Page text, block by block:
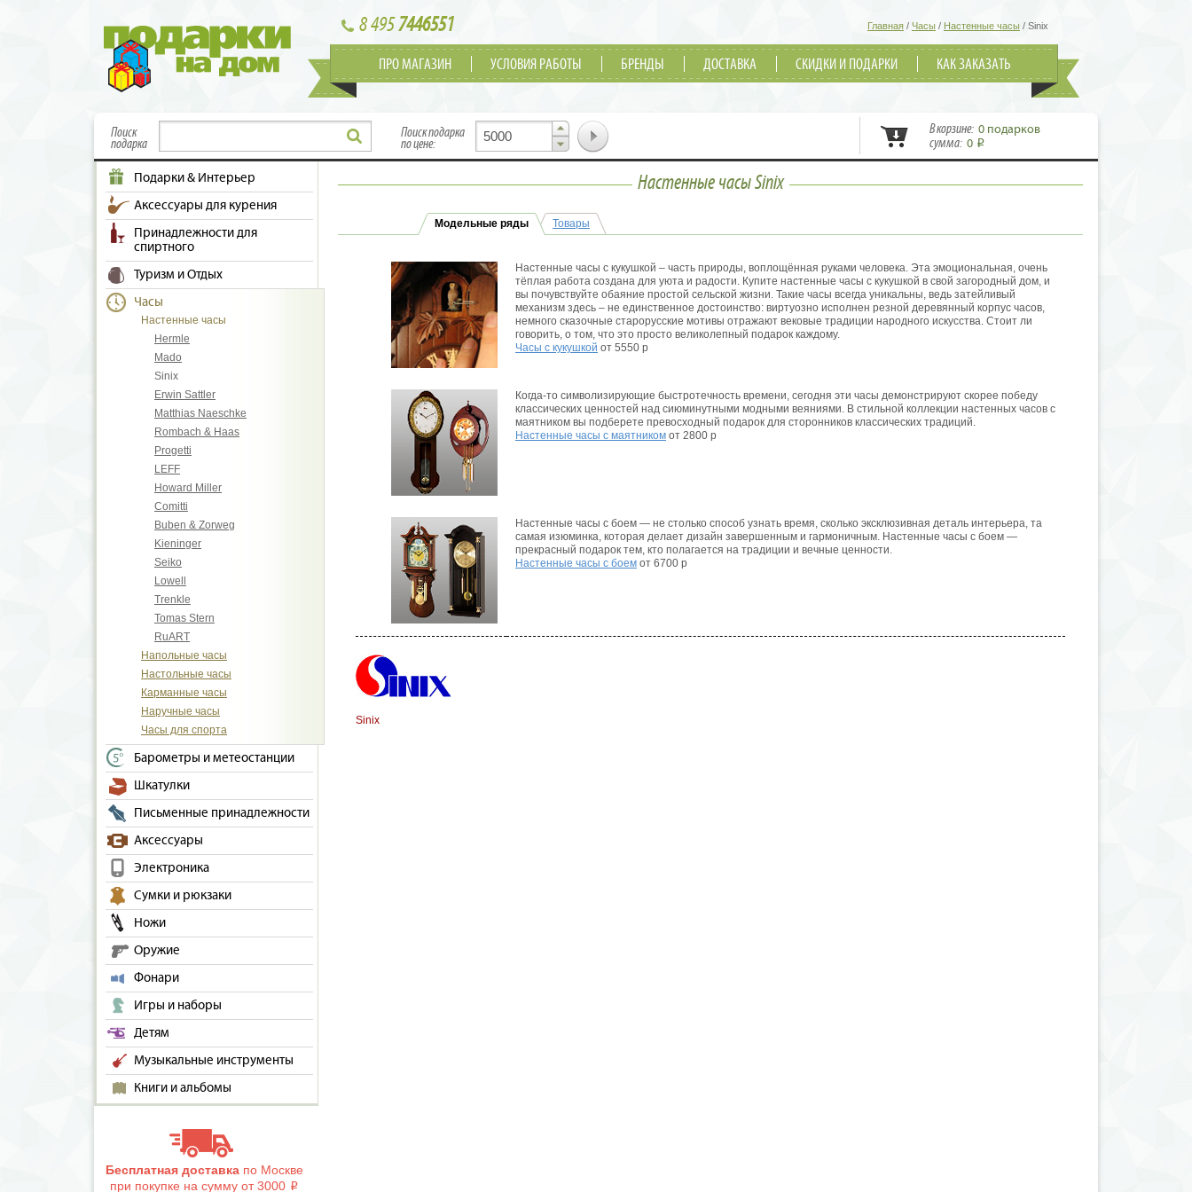
8 4957446551 Главная / Часы / Настенные часы / Sinix
ПРО МАГАЗИН УСЛОВИЯ РАБОТЫ БРЕНДЫ ДОСТАВКА СКИДКИ И ПОДАРКИ КАК ЗАКАЗАТЬ
Поиск
подарка
Поиск подарка
по цене:
В корзине: 0 подарков
сумма: 0 i
Подарки & Интерьер
Аксессуары для курения
Принадлежности для
спиртного
Туризм и Отдых
Часы
Настенные часы
Hermle
Mado
Sinix
Erwin Sattler
Matthias Naeschke
Rombach & Haas
Progetti
LEFF
Howard Miller
Comitti
Buben & Zorweg
Kieninger
Seiko
Lowell
Trenkle
Tomas Stern
RuART
Напольные часы
Настольные часы
Карманные часы
Наручные часы
Часы для спорта
Барометры и метеостанции
Шкатулки
Письменные принадлежности
Аксессуары
Электроника
Сумки и рюкзаки
Ножи
Оружие
Фонари
Игры и наборы
Детям
Музыкальные инструменты
Книги и альбомы
Бесплатная доставкапо Москве
при покупке на сумму от 3000 i
Настенные часы Sinix
Модельные ряды Товары
Настенные часы с кукушкой – часть природы, воплощённая руками человека. Эта эмоциональная, очень
тёплая работа создана для уюта и радости. Купите настенные часы с кукушкой в свой загородный дом, и
вы почувствуйте обаяние простой сельской жизни. Такие часы всегда уникальны, ведь затейливый
механизм здесь – не единственное достоинство: виртуозно исполнен резной деревянный корпус часов,
немного сказочные старорусские мотивы отражают вековые традиции народного искусства. Стоит ли
говорить, о том, что это просто великолепный подарок каждому.
Часы с кукушкой от 5550 р
Когда-то символизирующие быстротечность времени, сегодня эти часы демонстрируют скорее победу
классических ценностей над сиюминутными модными веяниями. В стильной коллекции настенных часов с
маятником вы подберете превосходный подарок для сторонников классических традиций.
Настенные часы с маятником от 2800 р
Настенные часы с боем — не столько способ узнать время, сколько эксклюзивная деталь интерьера, та
самая изюминка, которая делает дизайн завершенным и гармоничным. Настенные часы с боем —
прекрасный подарок тем, кто полагается на традиции и вечные ценности.
Настенные часы с боем от 6700 р
Sinix